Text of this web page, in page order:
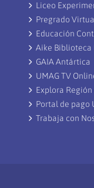
Liceo
Pregrado
Educación
Aike Biblioteca
GAIA Antártica
UMAG TV
Explora
Portal de pago
Trabaja con